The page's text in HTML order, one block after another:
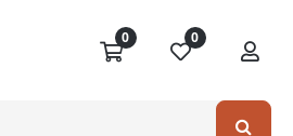
0 0